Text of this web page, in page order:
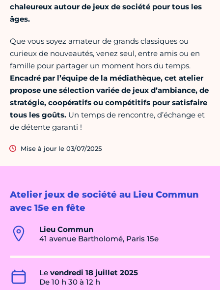
Atelier jeux de société au Lieu Commun
avec 15e en fête
Lieu Commun
41 avenue Bartholomé, Paris 15e
Le vendredi 18 juillet 2025
De 10 h 30 à 12 h
chaleureux autour de jeux de société pour tous les
âges.
Que vous soyez amateur de grands classiques ou
curieux de nouveautés, venez seul, entre amis ou en
famille pour partager un moment hors du temps.
Encadré par l’équipe de la médiathèque, cet atelier
propose une sélection variée de jeux d’ambiance, de
stratégie, coopératifs ou compétitifs pour satisfaire
tous les goûts. Un temps de rencontre, d’échange et
de détente garanti !
Mise à jour le 03/07/2025